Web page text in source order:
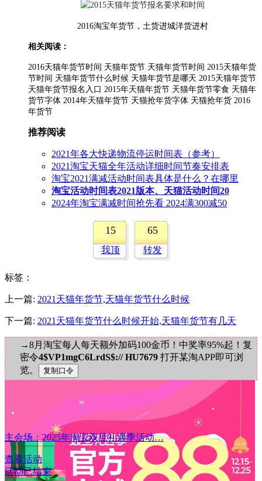
2016淘宝年货节，土货进城洋货进村
相关阅读：
2016天猫年货节时间 天猫年货节 天猫年货节时间 2015天猫年货
节时间 天猫年货节什么时候 天猫年货节是哪天 2015天猫年货节
天猫年货节报名入口 2015年天猫年货节 天猫年货节零食 天猫年
货节字体 2014年天猫年货节 天猫抢年货字体 天猫抢年货 2016
年货节
推荐阅读
2021年各大快递物流停运时间表（参考）
2021淘宝天猫全年活动详细时间节奏安排表
淘宝2021满减活动时间表具体是什么？在哪里
淘宝活动时间表2021版本、天猫活动时间20
2024年淘宝满减时间抢先看 2024满300减50
15
我顶
65
转发
标签 ：
上一篇: 2021天猫年货节,天猫年货节什么时候
下一篇: 2021天猫年货节什么时候开始,天猫年货节有几天
→8月淘宝每人每天额外加码100金币！中奖率95%起！复
密令4$VP1mgC6LrdS$:// HU7679 打开某淘APP即可浏
览。
主会场：2025年淘宝双旦礼遇季活动…
查看活动
活动已结束